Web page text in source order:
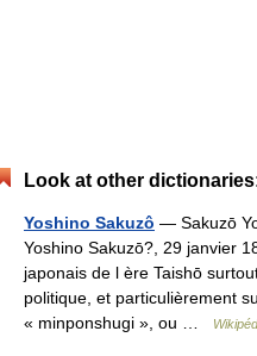
Look at other
Yoshino Sakuzô — Sakuzō
Yoshino Sakuzō?, 29 janvier
japonais de l ère Taishō
politique, et particulièrement
« minponshugi », ou …